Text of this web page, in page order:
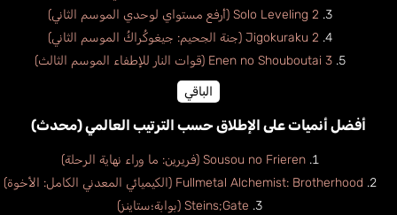
Solo Leveling 2 (أرفع مستواي لوحدي الموسم الثاني)
Jigokuraku 2 (جنة الجحيم: جيغوكُراكُ الموسم الثاني)
Enen no Shouboutai 3 (قوات النار للإطفاء الموسم الثالث)
الباقي
أفضل أنميات على الإطلاق حسب الترتيب العالمي (محدث)
Sousou no Frieren (فريرين: ما وراء نهاية الرحلة)
Fullmetal Alchemist: Brotherhood (الكيميائي المعدني الكامل: الأخوة)
Steins;Gate (بوابة؛ستاينز)